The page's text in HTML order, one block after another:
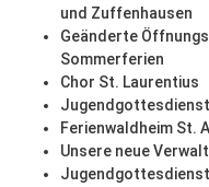
und Zuffenhausen
Geänderte
Sommerferien
Chor St. Laurentius
Ferienwaldheim St.
Unsere neue
Jugendgottesdienst